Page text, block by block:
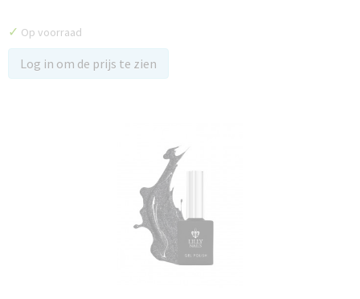
✓ Op voorraad
Log in om de prijs te zien